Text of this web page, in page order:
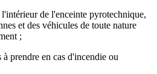
l'intérieur de l'enceinte pyrotechnique,
et des véhicules de toute nature
;
prendre en cas d'incendie ou